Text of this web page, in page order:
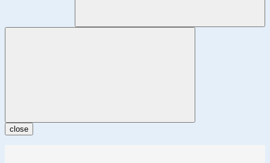
close